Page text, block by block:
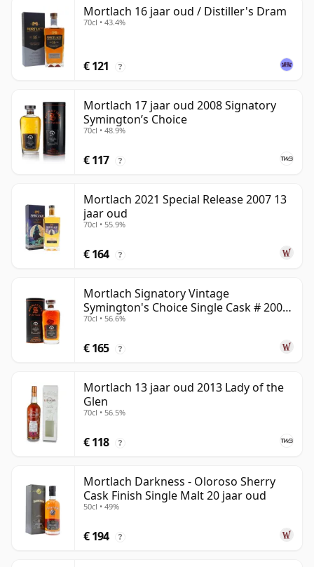
Mortlach 16 jaar oud / Distiller's Dram
70cl • 43.4%
€ 121 ?
Mortlach 17 jaar oud 2008 Signatory
Symington’s Choice
70cl • 48.9%
€ 117 ?
Mortlach 2021 Special Release 2007 13
jaar oud
70cl • 55.9%
€ 164 ?
Mortlach Signatory Vintage
Symington's Choice Single Cask # 2007
17 jaar oud
70cl • 56.6%
€ 165 ?
Mortlach 13 jaar oud 2013 Lady of the
Glen
70cl • 56.5%
€ 118 ?
Mortlach Darkness - Oloroso Sherry
Cask Finish Single Malt 20 jaar oud
50cl • 49%
€ 194 ?